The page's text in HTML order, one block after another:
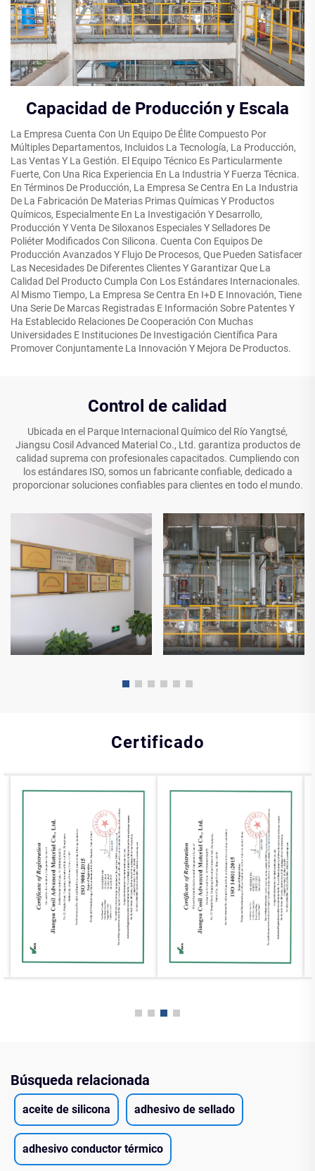
Capacidad de Producción y Escala
La Empresa Cuenta Con Un Equipo De Élite Compuesto Por
Múltiples Departamentos, Incluidos La Tecnología, La Producción,
Las Ventas Y La Gestión. El Equipo Técnico Es Particularmente
Fuerte, Con Una Rica Experiencia En La Industria Y Fuerza Técnica.
En Términos De Producción, La Empresa Se Centra En La Industria
De La Fabricación De Materias Primas Químicas Y Productos
Químicos, Especialmente En La Investigación Y Desarrollo,
Producción Y Venta De Siloxanos Especiales Y Selladores De
Poliéter Modificados Con Silicona. Cuenta Con Equipos De
Producción Avanzados Y Flujo De Procesos, Que Pueden Satisfacer
Las Necesidades De Diferentes Clientes Y Garantizar Que La
Calidad Del Producto Cumpla Con Los Estándares Internacionales.
Al Mismo Tiempo, La Empresa Se Centra En I+D E Innovación, Tiene
Una Serie De Marcas Registradas E Información Sobre Patentes Y
Ha Establecido Relaciones De Cooperación Con Muchas
Universidades E Instituciones De Investigación Científica Para
Promover Conjuntamente La Innovación Y Mejora De Productos.
Control de calidad
Ubicada en el Parque Internacional Químico del Río Yangtsé,
Jiangsu Cosil Advanced Material Co., Ltd. garantiza productos de
calidad suprema con profesionales capacitados. Cumpliendo con
los estándares ISO, somos un fabricante confiable, dedicado a
proporcionar soluciones confiables para clientes en todo el mundo.
Certificado
Búsqueda relacionada
aceite de silicona adhesivo de sellado
adhesivo conductor térmico